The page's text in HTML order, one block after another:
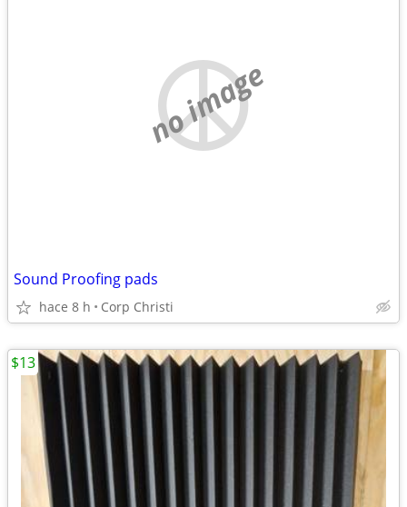
no image
Sound Proofing pads
hace 8 h Corp Christi
$13